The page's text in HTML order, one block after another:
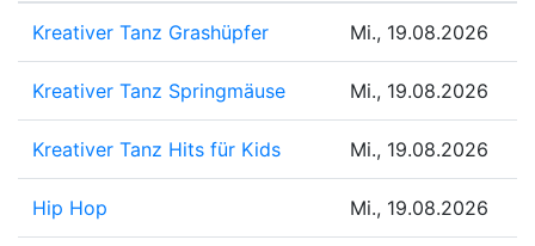
Kreativer Tanz Grashüpfer Mi., 19.08.2026
Kreativer Tanz Springmäuse Mi., 19.08.2026
Kreativer Tanz Hits für Kids Mi., 19.08.2026
Hip Hop Mi., 19.08.2026